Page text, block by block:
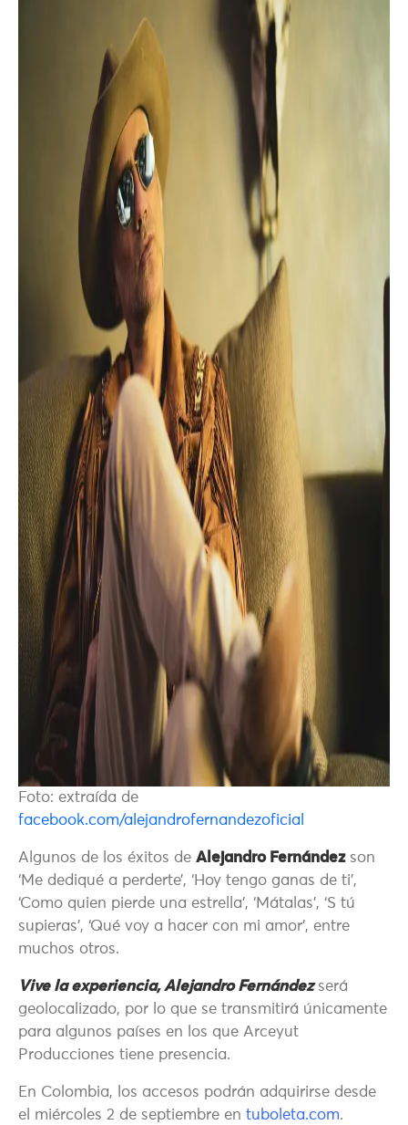
Foto: extraída de
facebook.com/alejandrofernandezoficial
Algunos de los éxitos de Alejandro Fernándezson
‘Me dediqué a perderte’, ‘Hoy tengo ganas de ti’,
‘Como quien pierde una estrella’, ‘Mátalas’, ‘S tú
supieras’, ‘Qué voy a hacer con mi amor’, entre
muchos otros.
Vive la experiencia, Alejandro Fernándezserá
geolocalizado, por lo que se transmitirá únicamente
para algunos países en los que Arceyut
Producciones tiene presencia.
En Colombia, los accesos podrán adquirirse desde
el miércoles 2 de septiembre en tuboleta.com.